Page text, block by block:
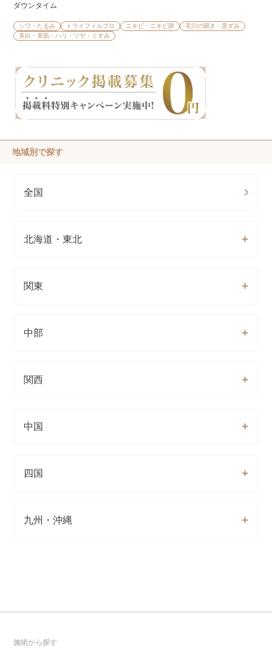
ダウンタイム
シワ・たるみ トライフィルプロ ニキビ・ニキビ跡
毛穴の開き・黒ずみ
美白・美肌・ハリ・ツヤ・くすみ
地域別で探す
全国
北海道・東北
関東
中部
関西
中国
四国
九州・沖縄
施術から探す